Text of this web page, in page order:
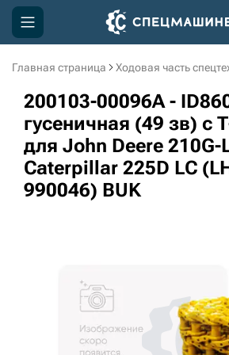
Главная страница Ходовая часть
200103-00096A -
гусеничная (49 зв) c
для John Deere 210G-
Caterpillar 225D LC
990046) BUK
Компания
Акции
Доставка и оплата
Информация
sksale@skdst.ru